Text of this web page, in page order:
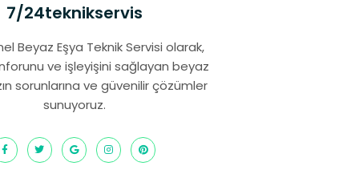
7/24teknikservis
Beyaz Eşya Teknik Servisi olarak,
ve işleyişini sağlayan beyaz
sorunlarına ve güvenilir çözümler
sunuyoruz.